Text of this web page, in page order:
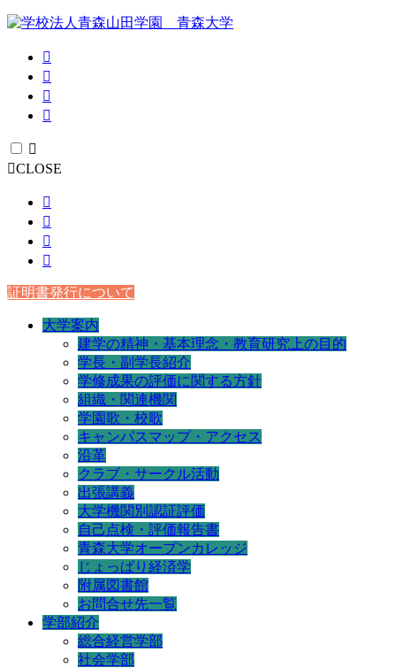
CLOSE
証明書発行について
大学案内
建学の精神・基本理念・教育研究上の目的
学長・副学長紹介
学修成果の評価に関する方針
組織・関連機関
学園歌・校歌
キャンパスマップ・アクセス
沿革
クラブ・サークル活動
出張講義
大学機関別認証評価
自己点検・評価報告書
青森大学オープンカレッジ
じょっぱり経済学
附属図書館
お問合せ先一覧
学部紹介
総合経営学部
社会学部